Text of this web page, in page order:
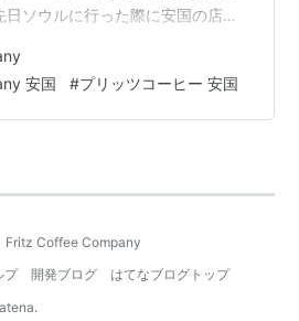
ソウルに行った際に安国の店舗
。 味の満足度は？ ★★★★★★ 雰
店員さんは感じがよい
人と再来店したいか？
美味しくて、コーヒーとペアリン
安国 #プリッツコーヒー 安国
Fritz Coffee Company
プ 開発ブログ
はてなブログトップ